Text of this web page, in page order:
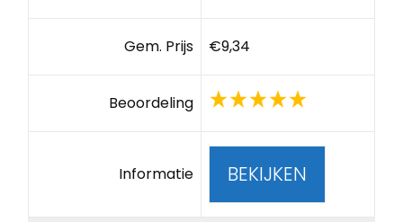
Gem. Prijs €9,34
Beoordeling
Informatie BEKIJKEN